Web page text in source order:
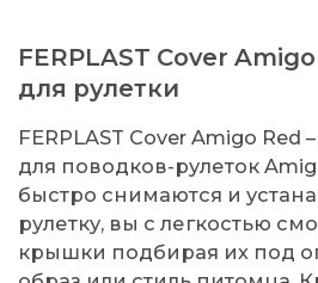
FERPLAST Cover
для рулетки
FERPLAST Cover Amigo
для поводков-рулеток
быстро снимаются и
рулетку, вы с легкостью
крышки подбирая их под